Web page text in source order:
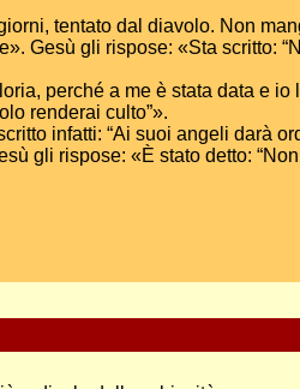
tentato dal diavolo. Non
Gesù gli rispose: «Sta scritto:
perché a me è stata data e
renderai culto”».
infatti: “Ai suoi angeli darà
gli rispose: «È stato detto: